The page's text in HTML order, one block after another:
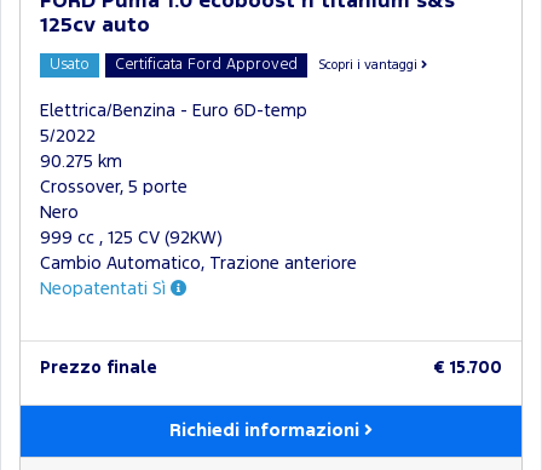
125cv auto
Usato Certificata Ford Approved Scopri i vantaggi
Elettrica/Benzina - Euro 6D-temp
5/2022
90.275 km
Crossover, 5 porte
Nero
999 cc , 125 CV (92KW)
Cambio Automatico, Trazione anteriore
Neopatentati Sì
Prezzo finale € 15.700
Richiedi informazioni